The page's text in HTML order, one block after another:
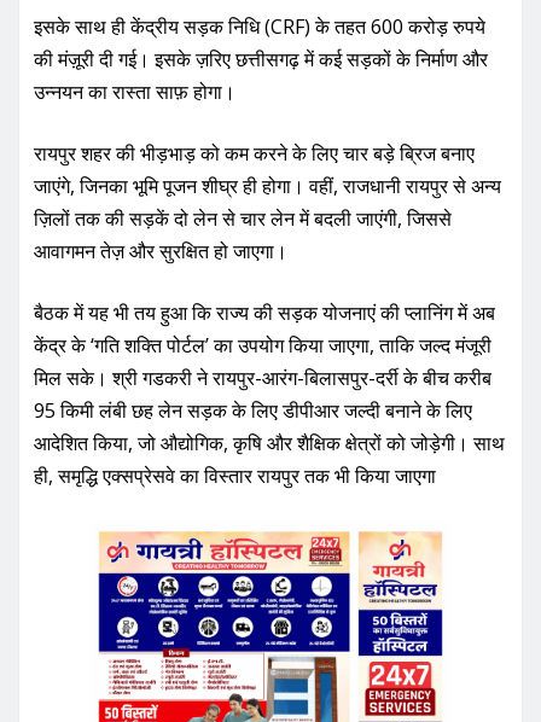
इसके साथ ही केंद्रीय सड़क निधि (CRF) के तहत 600 करोड़ रुपये
की मंज़ूरी दी गई। इसके ज़रिए छत्तीसगढ़ में कई सड़कों के निर्माण और
उन्नयन का रास्ता साफ़ होगा।
रायपुर शहर की भीड़भाड़ को कम करने के लिए चार बड़े ब्रिज बनाए
जाएंगे, जिनका भूमि पूजन शीघ्र ही होगा। वहीं, राजधानी रायपुर से अन्य
ज़िलों तक की सड़कें दो लेन से चार लेन में बदली जाएंगी, जिससे
आवागमन तेज़ और सुरक्षित हो जाएगा।
बैठक में यह भी तय हुआ कि राज्य की सड़क योजनाएं की प्लानिंग में अब
केंद्र के ‘गति शक्ति पोर्टल’ का उपयोग किया जाएगा, ताकि जल्द मंजूरी
मिल सके। श्री गडकरी ने रायपुर-आरंग-बिलासपुर-दर्री के बीच करीब
95 किमी लंबी छह लेन सड़क के लिए डीपीआर जल्दी बनाने के लिए
आदेशित किया, जो औद्योगिक, कृषि और शैक्षिक क्षेत्रों को जोड़ेगी। साथ
ही, समृद्धि एक्सप्रेसवे का विस्तार रायपुर तक भी किया जाएगा